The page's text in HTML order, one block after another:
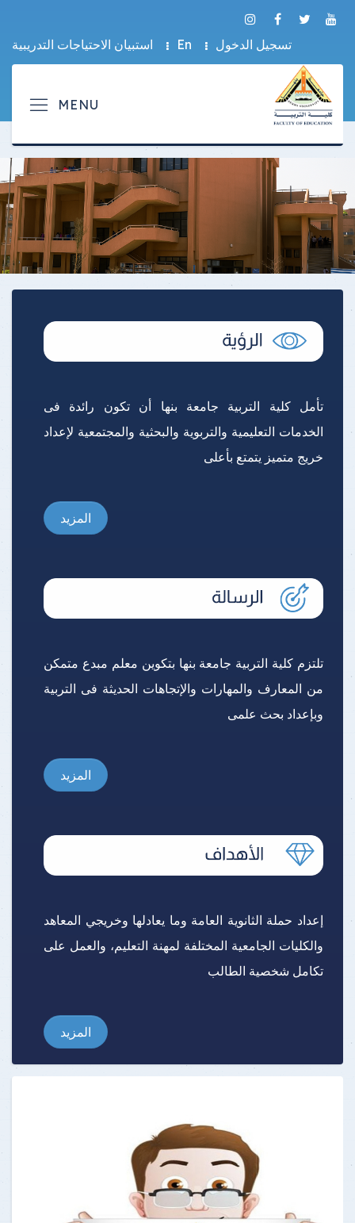
تسجيل الدخول En استبيان الاحتياجات التدريبية
تأمل كلية التربية جامعة بنها أن تكون رائدة فى
الخدمات التعليمية والتربوية والبحثية والمجتمعية لإعداد
خريج متميز يتمتع بأعلى
المزيد
تلتزم كلية التربية جامعة بنها بتكوين معلم مبدع متمكن
من المعارف والمهارات والإتجاهات الحديثة فى التربية
وبإعداد بحث علمى
المزيد
إعداد حملة الثانوية العامة وما يعادلها وخريجي المعاهد
والكليات الجامعية المختلفة لمهنة التعليم، والعمل على
تكامل شخصية الطالب
المزيد